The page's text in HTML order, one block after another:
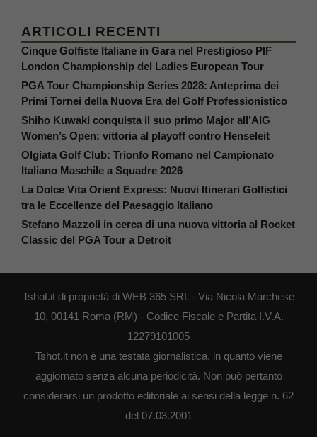
ARTICOLI RECENTI
Cinque Golfiste Italiane in Gara nel Prestigioso PIF
London Championship del Ladies European Tour
PGA Tour Championship Series 2028: Anteprima dei
Primi Tornei della Nuova Era del Golf Professionistico
Shiho Kuwaki conquista il suo primo Major all’AIG
Women’s Open: vittoria al playoff contro Henseleit
Olgiata Golf Club: Trionfo Romano nel Campionato
Italiano Maschile a Squadre 2026
La Dolce Vita Orient Express: Nuovi Itinerari Golfistici
tra le Eccellenze del Paesaggio Italiano
Stefano Mazzoli in cerca di una nuova vittoria al Rocket
Classic del PGA Tour a Detroit
Tshot.it di proprietà di WEB 365 SRL - Via Nicola Marchese
10, 00141 Roma (RM) - Codice Fiscale e Partita I.V.A.
12279101005
Tshot.it non è una testata giornalistica, in quanto viene
aggiornato senza alcuna periodicità. Non può pertanto
considerarsi un prodotto editoriale ai sensi della legge n. 62
del 07.03.2001